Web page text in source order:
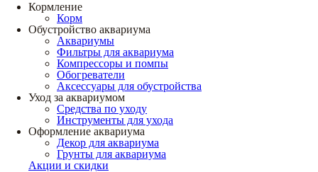
Кормление
Корм
Обустройство аквариума
Аквариумы
Фильтры для аквариума
Компрессоры и помпы
Обогреватели
Аксессуары для обустройства
Уход за аквариумом
Средства по уходу
Инструменты для ухода
Оформление аквариума
Декор для аквариума
Грунты для аквариума
Акции и скидки